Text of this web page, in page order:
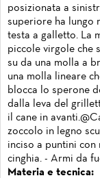
posizionata a
superiore ha lungo
testa a galletto. La
piccole virgole che
su da una molla a
una molla lineare
blocca lo sperone
dalla leva del
il cane in
zoccolo in legno
inciso a puntini con
cinghia. - Armi da
Materia e tecnica: